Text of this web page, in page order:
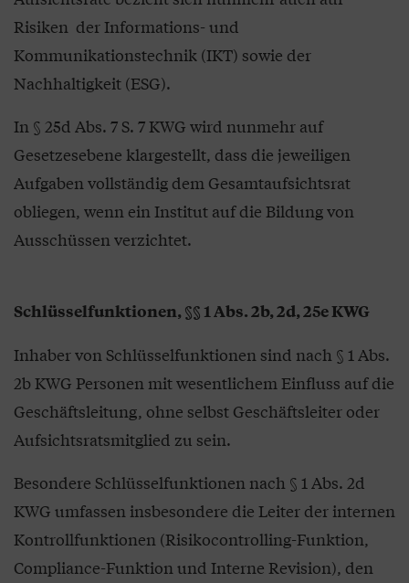
Risiken der Informations- und
Kommunikationstechnik (IKT) sowie der
Nachhaltigkeit (ESG).
In § 25d Abs. 7 S. 7 KWG wird nunmehr auf
Gesetzesebene klargestellt, dass die jeweiligen
Aufgaben vollständig dem Gesamtaufsichtsrat
obliegen, wenn ein Institut auf die Bildung von
Ausschüssen verzichtet.
Schlüsselfunktionen, §§ 1 Abs. 2b, 2d, 25e KWG
Inhaber von Schlüsselfunktionen sind nach § 1 Abs.
2b KWG Personen mit wesentlichem Einfluss auf die
Geschäftsleitung, ohne selbst Geschäftsleiter oder
Aufsichtsratsmitglied zu sein.
Besondere Schlüsselfunktionen nach § 1 Abs. 2d
KWG umfassen insbesondere die Leiter der internen
Kontrollfunktionen (Risikocontrolling-Funktion,
Compliance-Funktion und Interne Revision), den